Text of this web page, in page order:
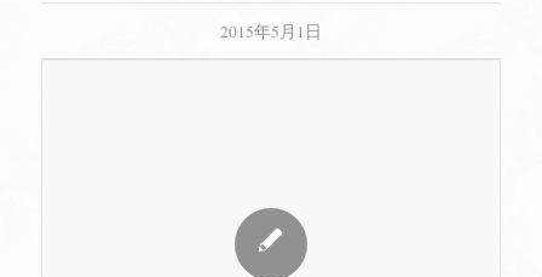
2015年5月1日